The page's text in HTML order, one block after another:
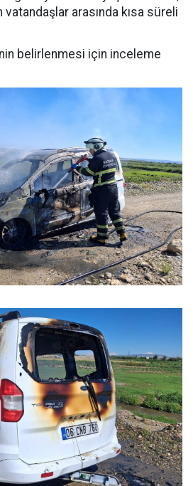
arasında kısa süreli
belirlenmesi için inceleme